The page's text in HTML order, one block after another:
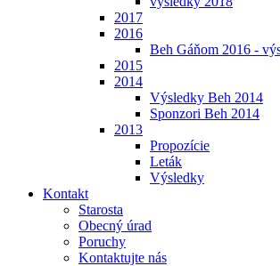
2017
2016
Beh Gáňom 2016 -
2015
2014
Výsledky Beh 2014
Sponzori Beh 2014
2013
Propozície
Leták
Výsledky
Kontakt
Starosta
Obecný úrad
Poruchy
Kontaktujte nás